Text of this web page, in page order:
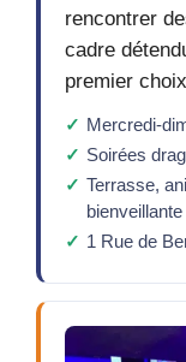
rencontrer
cadre
premier
Mercredi-
Soirées
Terrasse,
bienveillante
1 Rue de